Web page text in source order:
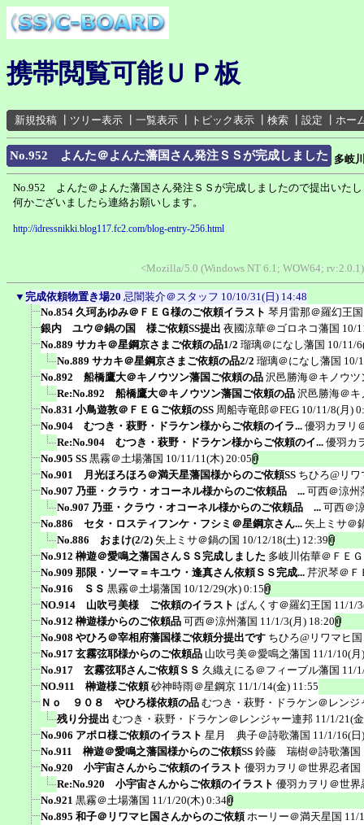
携帯閲覧可能ＵＰ板
新規投稿 ツリー表示 一覧表示 トピック表示 検索 設定 ホー
No.952 よんた＠よんた藩国さん発注ＳＳが完成しました 多岐
No.952 よんた＠よんた藩国さん発注ＳＳが完成しましたので提出いた
何かございましたら連絡お願いします。
http://idressnikki.blog117.fc2.com/blog-entry-256.html
<Mozilla/5.0 (Windows NT 6.1; WOW64;
▼ 完成依頼物置き場20 忌闇装介＠スタッフ 10/10/31(日) 14:48
No.854 久珂あゆみ＠ＦＥＧ様のご依頼イラスト 琴月雷那＠羅幻王国
銀内 ユウ＠鍋の国 様ご依頼SS提出 夜國涼華＠ゴロネコ藩国 10/
No.889 サカキ＠星鋼京さまご依頼の品1/2 瑠璃＠になし藩国 10/11/
No.889 サカキ＠星鋼京さまご依頼の品2/2 瑠璃＠になし藩国 10/
No.892 船橋鷹大＠キノウツン藩国ご依頼の品 沢邑勝海＠キノウツ
Re:No.892 船橋鷹大＠キノウツン藩国ご依頼の品 沢邑勝海＠キ
No.831 小鳥遊敦＠ＦＥＧご依頼のSS 周船寺竜郎＠FEG 10/11/8(月)
No.904 むつき・萩野・ドラケン様からご依頼のイラ... 優羽カヲリ
Re:No.904 むつき・萩野・ドラケン様からご依頼のイ... 優羽カ
No.905 SS 黒霧＠土場藩国 10/11/11(木) 20:05
No.901 月光ほろほろ＠満天星藩国様からのご依頼SS ちひろ@リワ
No.907 乃亜・クラウ・オコーネル様からのご依頼品 ... 可西＠涼州
No.907 乃亜・クラウ・オコーネル様からのご依頼品 ... 可西＠
No.886 セタ・ロスティフンケ・フシミ＠星鋼京さん... 矢上ミサ＠
No.886 おまけ(2/2) 矢上ミサ＠鍋の国 10/12/18(土) 12:39
No.912 榊遊＠愛鳴之藩国さんＳＳ完成しました 多岐川佑華＠ＦＥＧ
No.909 那限・ソーマ＝キユウ・逢真さん依頼ＳＳ完成... 芹沢琴＠Ｆ
No.916 ＳＳ 黒霧＠土場藩国 10/12/29(水) 0:15
NO.914 山吹弓美様 ご依頼のイラスト ぱんくす＠羅幻王国 11/1/
No.912 榊遊様からのご依頼品 可西＠涼州藩国 11/1/3(月) 18:20
No.908 やひろ＠宰相府藩国様ご依頼分提出です ちひろ@リワマヒ国
No.917 玄霧弦耶様からのご依頼品 山吹弓美＠愛鳴之藩国 11/1/10(月
No.917 玄霧弦耶さんご依頼ＳＳ 久織えにる＠フィーブル藩国 11/
NO.911 榊遊様ご依頼 砂神時雨＠星鋼京 11/1/14(金) 11:55
Ｎｏ ９０８ やひろ様依頼の品 むつき・萩野・ドラケン＠レンジ
残り分提出 むつき・萩野・ドラケン＠レンジャー連邦 11/1/21(
No.906 アポロ様ご依頼のイラスト 星月 典子＠詩歌藩国 11/1/16(日
No.911 榊遊＠愛鳴之藩国様からのご依頼SS 鈴藤 瑞樹＠詩歌藩国
No.920 小宇宙さんからご依頼のイラスト 優羽カヲリ＠世界忍者国
Re:No.920 小宇宙さんからご依頼のイラスト 優羽カヲリ＠世界
No.921 黒霧＠土場藩国 11/1/20(木) 0:34
No.895 和子＠リワマヒ国さんからのご依頼 ホーリー＠満天星国 11/